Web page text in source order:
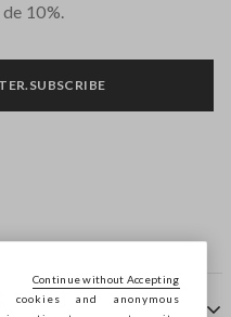
10%.
and anonymous
Continue without Accepting